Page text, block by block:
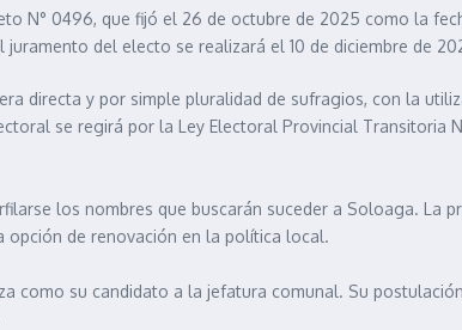
N° 0496, que fijó el 26 de octubre de 2025 como la
del electo se realizará el 10 de diciembre de
directa y por simple pluralidad de sufragios, con la
se regirá por la Ley Electoral Provincial Transitoria
los nombres que buscarán suceder a Soloaga. La
opción de renovación en la política local.
como su candidato a la jefatura comunal. Su